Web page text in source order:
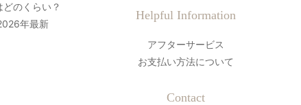
のくらい？
年最新
Helpful Information
アフターサービス
お支払い方法について
Contact